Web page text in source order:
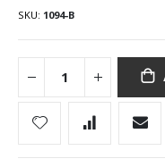
SKU 1094-B